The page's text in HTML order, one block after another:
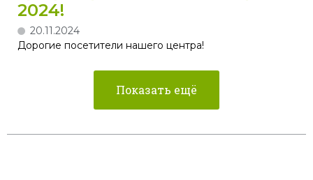
2024!
20.11.2024
Дорогие посетители нашего центра!
Показать ещё